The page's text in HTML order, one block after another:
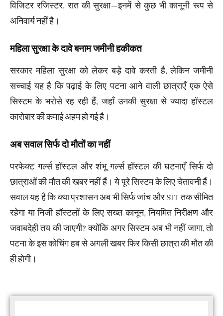
विजिटर रजिस्टर, रात की सुरक्षा—इनमें से कुछ भी कानूनी रूप से
अनिवार्य नहीं है।
महिला सुरक्षा के दावे बनाम जमीनी हकीकत
सरकार महिला सुरक्षा को लेकर बड़े दावे करती है, लेकिन जमीनी
सच्चाई यह है कि पढ़ाई के लिए पटना आने वाली छात्राएँ एक ऐसे
सिस्टम के भरोसे रह रही हैं, जहाँ उनकी सुरक्षा से ज्यादा हॉस्टल
कारोबार की कमाई अहम हो गई है।
अब सवाल सिर्फ दो मौतों का नहीं
परफेक्ट गर्ल्स हॉस्टल और शंभू गर्ल्स हॉस्टल की घटनाएँ सिर्फ दो
छात्राओं की मौत की खबर नहीं हैं। ये पूरे सिस्टम के लिए चेतावनी हैं।
सवाल यह है कि क्या प्रशासन अब भी सिर्फ जांच और SIT तक सीमित
रहेगा या निजी हॉस्टलों के लिए सख्त कानून, नियमित निरीक्षण और
जवाबदेही तय की जाएगी? क्योंकि अगर सिस्टम अब भी नहीं जागा, तो
पटना के इस कोचिंग हब से अगली खबर फिर किसी छात्रा की मौत की
ही होगी।